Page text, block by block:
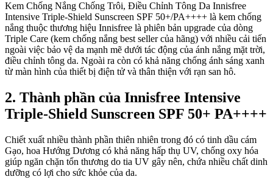
Kem Chống Nắng Chống Trôi, Điều Chỉnh Tông Da Innisfree
Intensive Triple-Shield Sunscreen SPF 50+/PA++++ là kem chống
nắng thuộc thương hiệu Innisfree là phiên bản upgrade của dòng
Triple Care (kem chống nắng best seller của hãng) với nhiều cải tiến
ngoài việc bảo vệ da mạnh mẽ dưới tác động của ánh nắng mặt trời,
điều chỉnh tông da. Ngoài ra còn có khả năng chống ánh sáng xanh
từ màn hình của thiết bị điện tử và thân thiện với rạn san hô.
2. Thành phần của Innisfree Intensive
Triple-Shield Sunscreen SPF 50+ PA++++
Chiết xuất nhiều thành phần thiên nhiên trong đó có tinh dầu cám
Gạo, hoa Hướng Dương có khả năng hấp thụ UV, chống oxy hóa
giúp ngăn chặn tổn thương do tia UV gây nên, chứa nhiều chất dinh
dưỡng có lợi cho sức khỏe của da.